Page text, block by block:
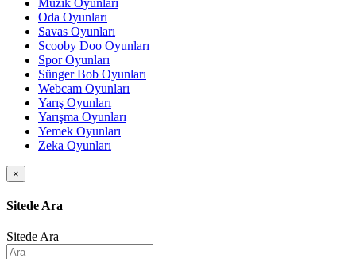
Oda Oyunları
Savas Oyunları
Scooby Doo Oyunları
Spor Oyunları
Sünger Bob Oyunları
Webcam Oyunları
Yarış Oyunları
Yarışma Oyunları
Yemek Oyunları
Zeka Oyunları
×
Sitede Ara
Sitede Ara